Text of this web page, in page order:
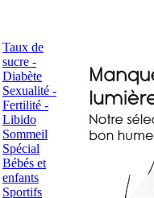
Taux de
sucre -
Diabète
Sexualité -
Fertilité -
Libido
Sommeil
Spécial
Bébés et
enfants
Sportifs